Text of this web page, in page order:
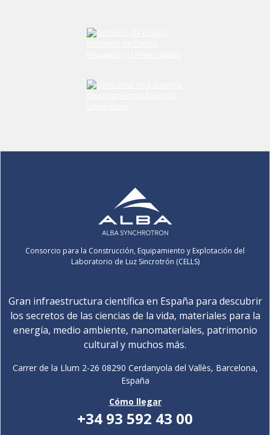
Consorcio para la Construcción, Equipamiento y Explotación del
Laboratorio de Luz Sincrotrón (CELLS)
Gran infraestructura científica en España para descubrir
los secretos de las ciencias de la vida, materiales para la
energía, medio ambiente, nanomateriales, patrimonio
cultural y muchos más.
Carrer de la Llum 2-26 08290 Cerdanyola del Vallès, Barcelona,
España
Cómo llegar
+34 93 592 43 00